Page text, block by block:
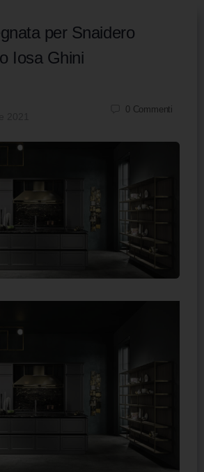
per Snaidero
Iosa Ghini
0 Commenti